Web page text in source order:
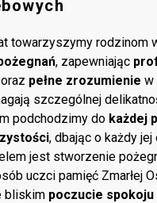
towarzyszymy rodzinom
, zapewniając
oraz pełne zrozumienie w
szczególnej
podchodzimy do każdej
, dbając o każdy jej
jest stworzenie
uczci pamięć Zmarłej
bliskim poczucie spokoju